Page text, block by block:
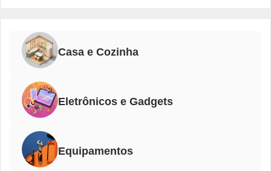
Casa e Cozinha
Eletrônicos e Gadgets
Equipamentos